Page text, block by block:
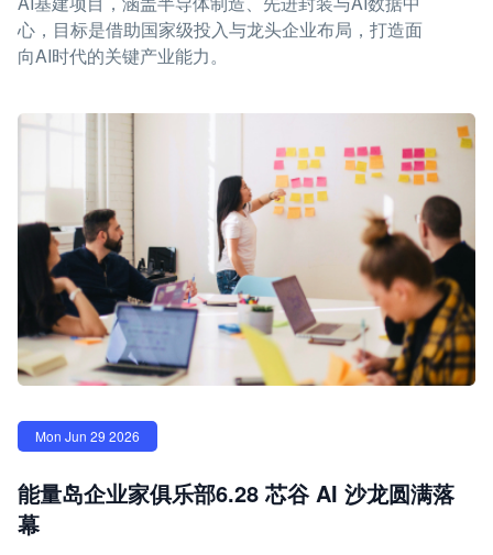
心，目标是借助国家级投入与龙头企业布局，打造面
向AI时代的关键产业能力。
Mon Jun 29 2026
能量岛企业家俱乐部6.28 芯谷 AI 沙龙圆满落
幕